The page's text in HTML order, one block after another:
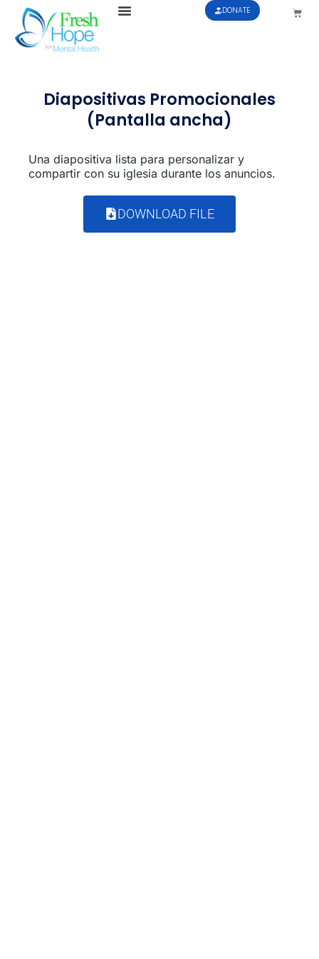
DONATE
Diapositivas Promocionales
(Pantalla ancha)
Una diapositiva lista para personalizar y
compartir con su iglesia durante los anuncios.
DOWNLOAD FILE